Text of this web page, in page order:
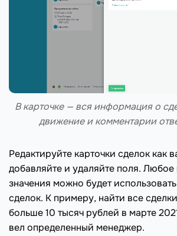
В карточке — вся информация о
движение и комментарии
Редактируйте карточки сделок как
добавляйте и удаляйте поля.
значения можно будет
сделок. К примеру, найти все
больше 10 тысяч рублей в марте
вел определенный менеджер.